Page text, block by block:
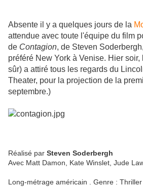
Absente il y a quelques jours de la
attendue avec toute l'équipe du film
de Contagion, de Steven
préféré New York à Venise. Hier soir,
sûr) a attiré tous les regards du
Theater, pour la projection de la
septembre.)
Réalisé par Steven Soderbergh
Avec Matt Damon Kate Winslet Jude
Long-métrage américain Genre : Thriller